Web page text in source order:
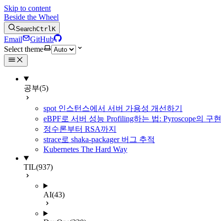
Skip to content
Beside the Wheel
SearchCtrlK
Email
GitHub
Select theme
공부(5)
spot 인스턴스에서 서버 가용성 개선하기
eBPF로 서버 성능 Profiling하는 법: Pyroscope의 구
정수론부터 RSA까지
strace로 shaka-packager 버그 추적
Kubernetes The Hard Way
TIL(937)
AI(43)